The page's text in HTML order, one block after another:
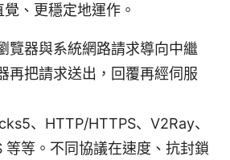
、更穩定地運作。
覽器與系統網路請求導向中繼
再把請求送出，回覆再經伺服
、HTTP/HTTPS、V2Ray、
等。不同協議在速度、抗封鎖